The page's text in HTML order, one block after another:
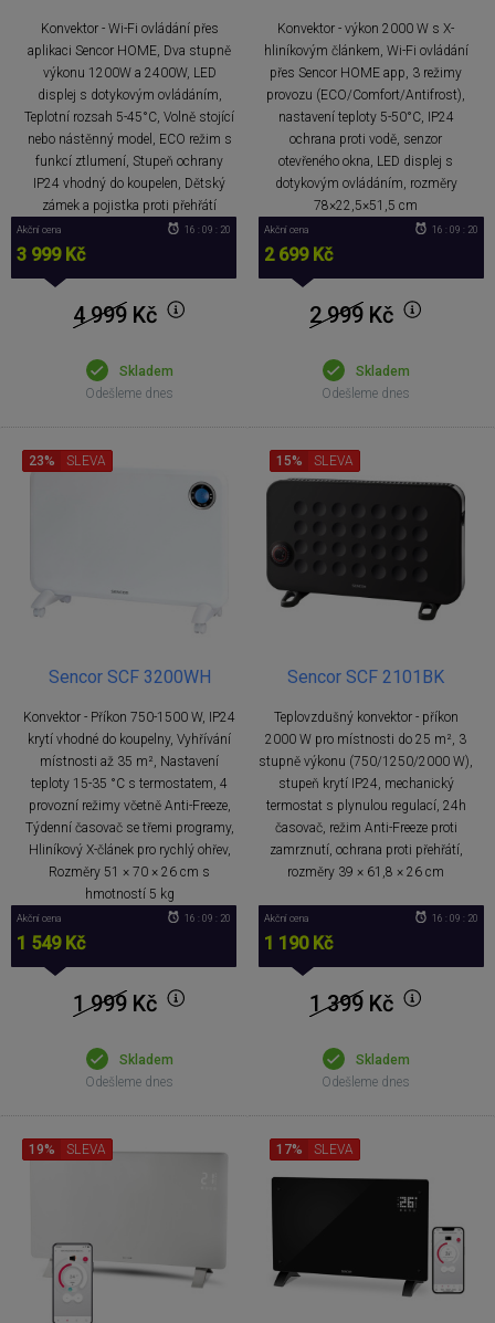
Konvektor - Wi-Fi ovládání přes
aplikaci Sencor HOME, Dva stupně
výkonu 1200W a 2400W, LED
displej s dotykovým ovládáním,
Teplotní rozsah 5-45°C, Volně stojící
nebo nástěnný model, ECO režim s
funkcí ztlumení, Stupeň ochrany
IP24 vhodný do koupelen, Dětský
zámek a pojistka proti přehřátí
Akční cena
3 999 Kč
16 : 09 : 20
4 999 Kč
Skladem
Odešleme dnes
Konvektor - výkon 2000 W s X-
hliníkovým článkem, Wi-Fi ovládání
přes Sencor HOME app, 3 režimy
provozu (ECO/Comfort/Antifrost),
nastavení teploty 5-50°C, IP24
ochrana proti vodě, senzor
otevřeného okna, LED displej s
dotykovým ovládáním, rozměry
78×22,5×51,5 cm
Akční cena
2 699 Kč
16 : 09 : 20
2 999 Kč
Skladem
Odešleme dnes
Sencor SCF 3200WH
Konvektor - Příkon 750-1500 W, IP24
krytí vhodné do koupelny, Vyhřívání
místnosti až 35 m², Nastavení
teploty 15-35 °C s termostatem, 4
provozní režimy včetně Anti-Freeze,
Týdenní časovač se třemi programy,
Hliníkový X-článek pro rychlý ohřev,
Rozměry 51 × 70 × 26 cm s
hmotností 5 kg
23% SLEVA
Akční cena
1 549 Kč
16 : 09 : 20
1 999 Kč
Skladem
Odešleme dnes
Sencor SCF 2101BK
Teplovzdušný konvektor - příkon
2000 W pro místnosti do 25 m², 3
stupně výkonu (750/1250/2000 W),
stupeň krytí IP24, mechanický
termostat s plynulou regulací, 24h
časovač, režim Anti-Freeze proti
zamrznutí, ochrana proti přehřátí,
rozměry 39 × 61,8 × 26 cm
15% SLEVA
Akční cena
1 190 Kč
16 : 09 : 20
1 399 Kč
Skladem
Odešleme dnes
19% SLEVA 17% SLEVA